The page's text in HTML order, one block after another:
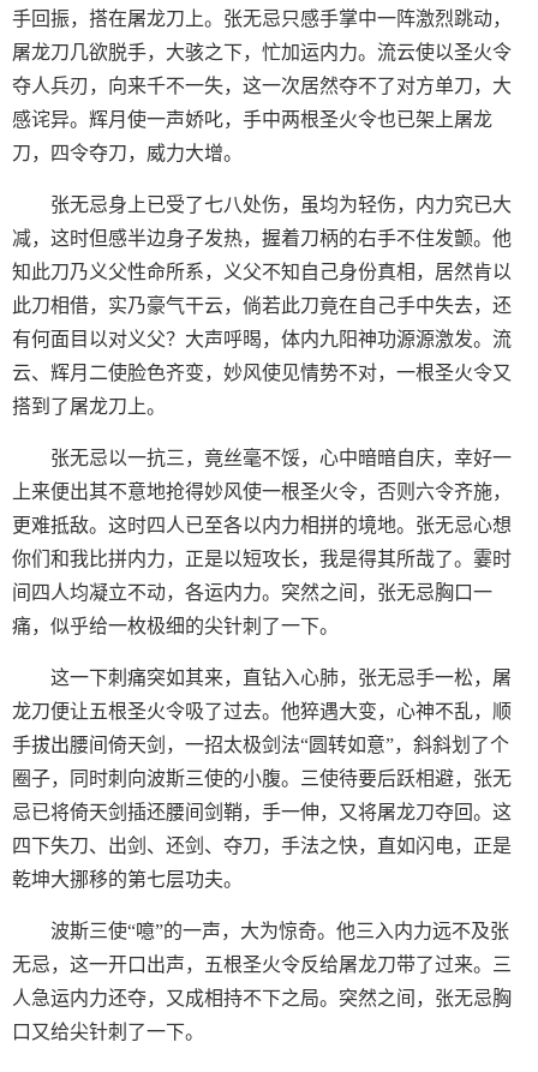
手回振，搭在屠龙刀上。张无忌只感手掌中一阵激烈跳动，
屠龙刀几欲脱手，大骇之下，忙加运内力。流云使以圣火令
夺人兵刃，向来千不一失，这一次居然夺不了对方单刀，大
感诧异。辉月使一声娇叱，手中两根圣火令也已架上屠龙
刀，四令夺刀，威力大增。
张无忌身上已受了七八处伤，虽均为轻伤，内力究已大
减，这时但感半边身子发热，握着刀柄的右手不住发颤。他
知此刀乃义父性命所系，义父不知自己身份真相，居然肯以
此刀相借，实乃豪气干云，倘若此刀竟在自己手中失去，还
有何面目以对义父？大声呼暍，体内九阳神功源源激发。流
云、辉月二使脸色齐变，妙风使见情势不对，一根圣火令又
搭到了屠龙刀上。
张无忌以一抗三，竟丝毫不馁，心中暗暗自庆，幸好一
上来便出其不意地抢得妙风使一根圣火令，否则六令齐施，
更难抵敌。这时四人已至各以内力相拼的境地。张无忌心想
你们和我比拼内力，正是以短攻长，我是得其所哉了。霎时
间四人均凝立不动，各运内力。突然之间，张无忌胸口一
痛，似乎给一枚极细的尖针刺了一下。
这一下刺痛突如其来，直钻入心肺，张无忌手一松，屠
龙刀便让五根圣火令吸了过去。他猝遇大变，心神不乱，顺
手拔出腰间倚天剑，一招太极剑法“圆转如意”，斜斜划了个
圈子，同时刺向波斯三使的小腹。三使待要后跃相避，张无
忌已将倚天剑插还腰间剑鞘，手一伸，又将屠龙刀夺回。这
四下失刀、出剑、还剑、夺刀，手法之快，直如闪电，正是
乾坤大挪移的第七层功夫。
波斯三使“噫”的一声，大为惊奇。他三入内力远不及张
无忌，这一开口出声，五根圣火令反给屠龙刀带了过来。三
人急运内力还夺，又成相持不下之局。突然之间，张无忌胸
口又给尖针刺了一下。